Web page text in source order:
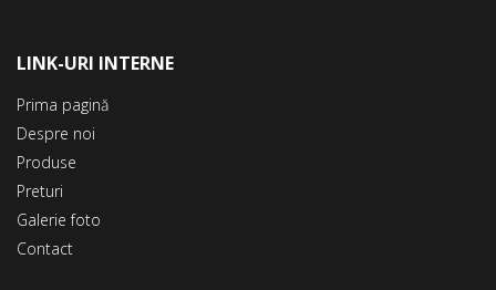
LINK-URI INTERNE
Prima pagină
Despre noi
Produse
Preturi
Galerie foto
Contact